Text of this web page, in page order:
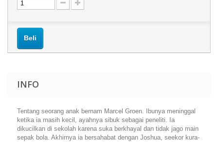
Beli
INFO
Tentang seorang anak bernam Marcel Groen. Ibunya meninggal
ketika ia masih kecil, ayahnya sibuk sebagai peneliti. Ia
dikucilkan di sekolah karena suka berkhayal dan tidak jago main
sepak bola. Akhirnya ia bersahabat dengan Joshua, seekor kura-